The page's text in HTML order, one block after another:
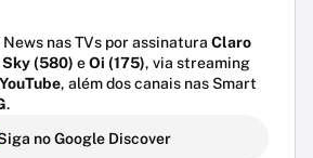
News nas TVs por assinatura Claro
Sky (580) eOi (175), via streaming
YouTube, além dos canais nas Smart
.
no Google Discover